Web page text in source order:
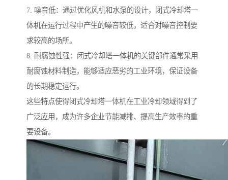
7. 噪音低：通过优化风机和水泵的设计，闭式冷却塔一
体机在运行过程中产生的噪音较低，适合对噪音控制要
求较高的场所。
8. 耐腐蚀性强：闭式冷却塔一体机的关键部件通常采用
耐腐蚀材料制造，能够适应恶劣的工业环境，保证设备
的长期稳定运行。
这些特点使得闭式冷却塔一体机在工业冷却领域得到了
广泛应用，成为许多企业节能减排、提高生产效率的重
要设备。